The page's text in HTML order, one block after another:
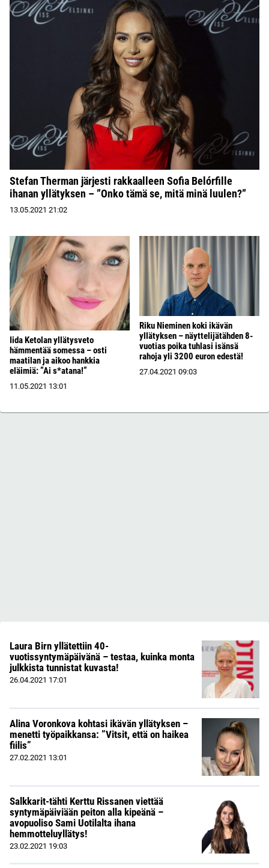
Stefan Therman järjesti rakkaalleen Sofia Belórfille
ihanan yllätyksen – ”Onko tämä se, mitä minä luulen?”
13.05.2021 21:02
Iida Ketolan yllätysveto
hämmentää somessa – osti
maatilan ja aikoo hankkia
eläimiä: ”Ai s*atana!”
11.05.2021 13:01
Riku Nieminen koki ikävän
yllätyksen – näyttelijätähden 8-
vuotias poika tuhlasi isänsä
rahoja yli 3200 euron edestä!
27.04.2021 09:03
Laura Birn yllätettiin 40-
vuotissyntymäpäivänä – testaa, kuinka monta
julkkista tunnistat kuvasta!
26.04.2021 17:01
Alina Voronkova kohtasi ikävän yllätyksen –
menetti työpaikkansa: ”Vitsit, että on haikea
fiilis”
27.02.2021 13:01
Salkkarit-tähti Kerttu Rissanen viettää
syntymäpäiviään peiton alla kipeänä –
avopuoliso Sami Uotilalta ihana
hemmotteluyllätys!
23.02.2021 19:03